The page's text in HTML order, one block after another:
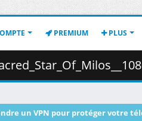
PREMIUM PLUS
un VPN pour protéger votre